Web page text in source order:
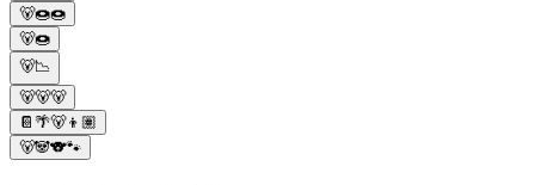
🐻🍩🍩
🐻🍩
🐻📉
🐻🐻🐻
📔🌴🐻👦🏽
🐻🐼🐨🐾